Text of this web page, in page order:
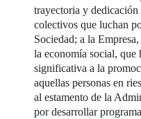
trayectoria y
colectivos que luchan
Sociedad; a la
la economía social, que
significativa a la
aquellas personas en
al estamento de la
por desarrollar